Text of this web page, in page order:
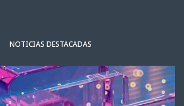
NOTICIAS DESTACADAS